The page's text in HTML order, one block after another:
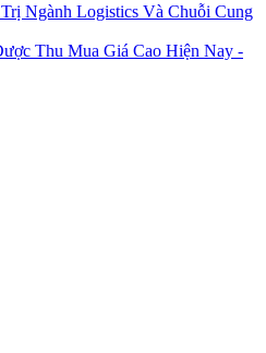
Ngành Logistics Và Chuỗi Cung
Thu Mua Giá Cao Hiện Nay -